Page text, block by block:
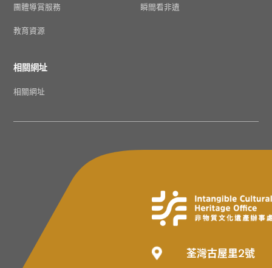
團體導賞服務
教育資源
瞬間看非遺
相關網址
相關網址
荃灣古屋里2號